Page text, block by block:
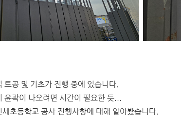
토공 및 기초가 진행 중에 있습니다.
윤곽이 나오려면 시간이 필요한 듯...
세초등학교 공사 진행사항에 대해 알아봤습니다.